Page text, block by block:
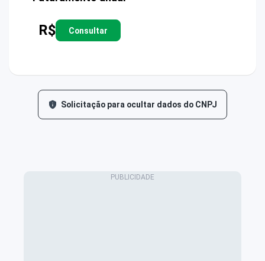
R$ Consultar
Solicitação para ocultar dados do CNPJ